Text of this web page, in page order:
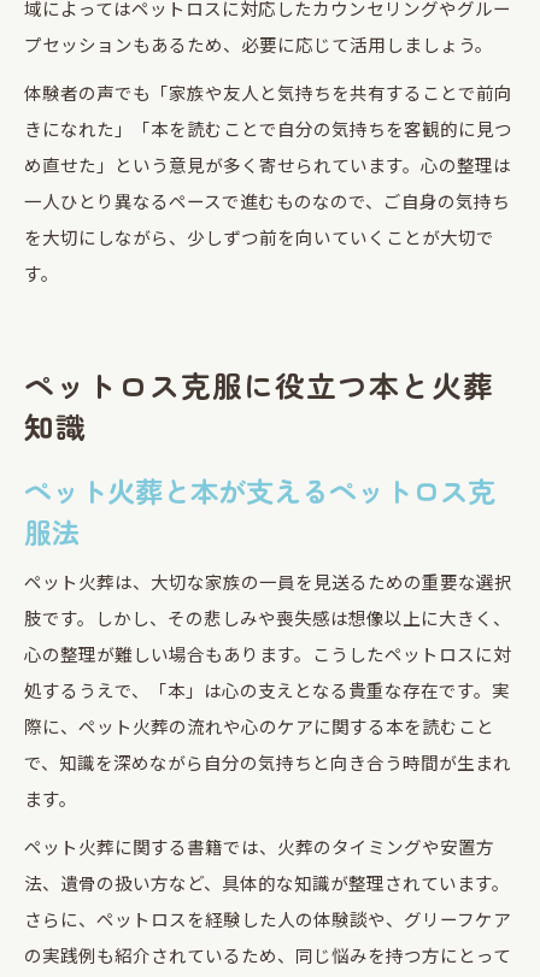
域によってはペットロスに対応したカウンセリングやグルー
プセッションもあるため、必要に応じて活用しましょう。
体験者の声でも「家族や友人と気持ちを共有することで前向
きになれた」「本を読むことで自分の気持ちを客観的に見つ
め直せた」という意見が多く寄せられています。心の整理は
一人ひとり異なるペースで進むものなので、ご自身の気持ち
を大切にしながら、少しずつ前を向いていくことが大切で
す。
ペットロス克服に役立つ本と火葬
知識
ペット火葬と本が支えるペットロス克
服法
ペット火葬は、大切な家族の一員を見送るための重要な選択
肢です。しかし、その悲しみや喪失感は想像以上に大きく、
心の整理が難しい場合もあります。こうしたペットロスに対
処するうえで、「本」は心の支えとなる貴重な存在です。実
際に、ペット火葬の流れや心のケアに関する本を読むこと
で、知識を深めながら自分の気持ちと向き合う時間が生まれ
ます。
ペット火葬に関する書籍では、火葬のタイミングや安置方
法、遺骨の扱い方など、具体的な知識が整理されています。
さらに、ペットロスを経験した人の体験談や、グリーフケア
の実践例も紹介されているため、同じ悩みを持つ方にとって